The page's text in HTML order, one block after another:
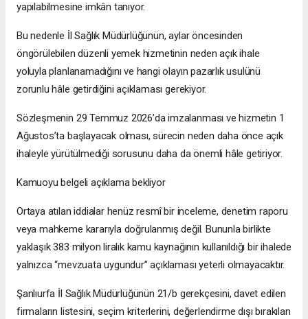
yapılabilmesine imkân tanıyor.
Bu nedenle İl Sağlık Müdürlüğünün, aylar öncesinden
öngörülebilen düzenli yemek hizmetinin neden açık ihale
yoluyla planlanamadığını ve hangi olayın pazarlık usulünü
zorunlu hâle getirdiğini açıklaması gerekiyor.
Sözleşmenin 29 Temmuz 2026’da imzalanması ve hizmetin 1
Ağustos’ta başlayacak olması, sürecin neden daha önce açık
ihaleyle yürütülmediği sorusunu daha da önemli hâle getiriyor.
Kamuoyu belgeli açıklama bekliyor
Ortaya atılan iddialar henüz resmî bir inceleme, denetim raporu
veya mahkeme kararıyla doğrulanmış değil. Bununla birlikte
yaklaşık 383 milyon liralık kamu kaynağının kullanıldığı bir ihalede
yalnızca “mevzuata uygundur” açıklaması yeterli olmayacaktır.
Şanlıurfa İl Sağlık Müdürlüğünün 21/b gerekçesini, davet edilen
firmaların listesini, seçim kriterlerini, değerlendirme dışı bırakılan